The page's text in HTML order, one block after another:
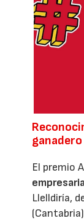
ganadero
El premio
Llelldiría,